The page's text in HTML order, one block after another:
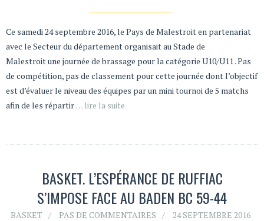
Ce samedi 24 septembre 2016, le Pays de Malestroit en partenariat
avec le Secteur du département organisait au Stade de
Malestroit une journée de brassage pour la catégorie U10/U11 . Pas
de compétition, pas de classement pour cette journée dont l’objectif
est d’évaluer le niveau des équipes par un mini tournoi de 5 matchs
afin de les répartir… lire la suite
BASKET. L’ESPÉRANCE DE RUFFIAC
S’IMPOSE FACE AU BADEN BC 59-44
BASKET PAS DE COMMENTAIRES 24 SEPTEMBRE 2016